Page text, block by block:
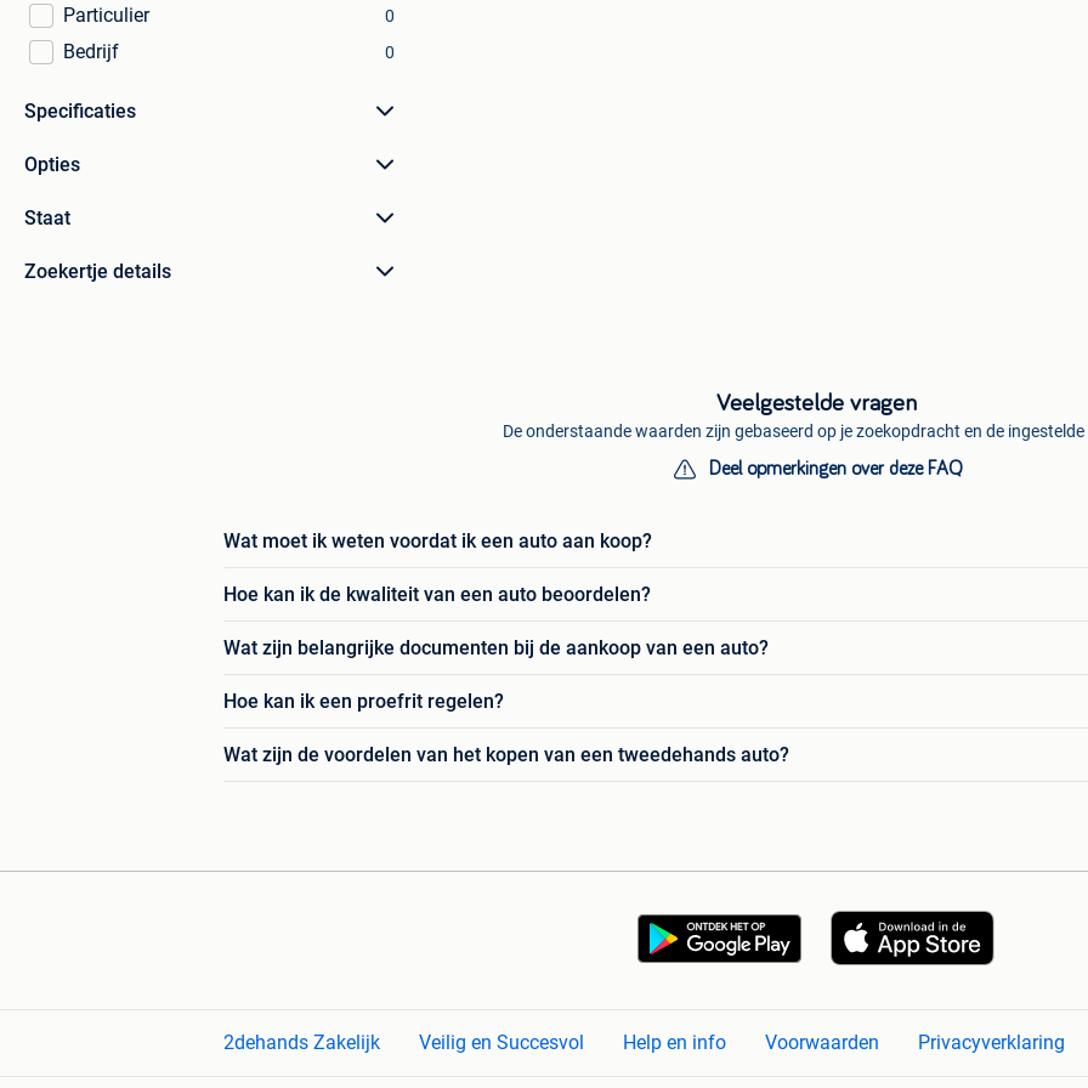
Particulier
0
Bedrijf 0
Specificaties
Opties
Staat
Zoekertje details
Veelgestelde vragen
De onderstaande waarden zijn gebaseerd op je zoekopdracht en de
Deel opmerkingen over deze FAQ
Wat moet ik weten voordat ik een auto aan koop?
Hoe kan ik de kwaliteit van een auto beoordelen?
Wat zijn belangrijke documenten bij de aankoop van een auto?
Hoe kan ik een proefrit regelen?
Wat zijn de voordelen van het kopen van een tweedehands auto?
2dehands Zakelijk Veilig en Succesvol Help en info Voorwaarden Privacyverklaring